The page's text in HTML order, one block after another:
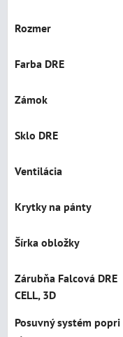
Rozmer
Farba DRE
Zámok
Sklo DRE
Ventilácia
Krytky na pánty
Šírka obložky
Zárubňa Falcová DRE
CELL, 3D
Posuvný systém popri